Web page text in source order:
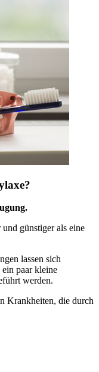
günstiger als eine
lassen sich
paar kleine
werden.
Krankheiten, die durch